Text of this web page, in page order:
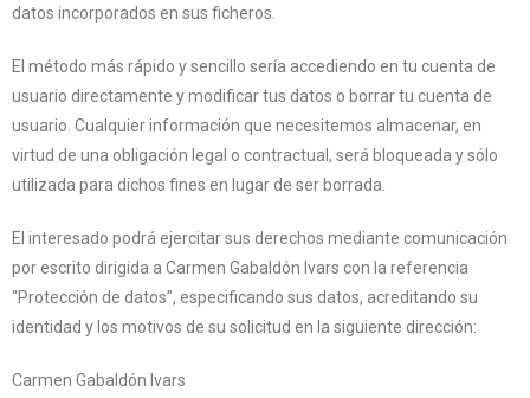
datos incorporados en sus ficheros.
El método más rápido y sencillo sería accediendo en tu cuenta de
usuario directamente y modificar tus datos o borrar tu cuenta de
usuario. Cualquier información que necesitemos almacenar, en
virtud de una obligación legal o contractual, será bloqueada y sólo
utilizada para dichos fines en lugar de ser borrada.
El interesado podrá ejercitar sus derechos mediante comunicación
por escrito dirigida a Carmen Gabaldón Ivars con la referencia
“Protección de datos”, especificando sus datos, acreditando su
identidad y los motivos de su solicitud en la siguiente dirección:
Carmen Gabaldón Ivars